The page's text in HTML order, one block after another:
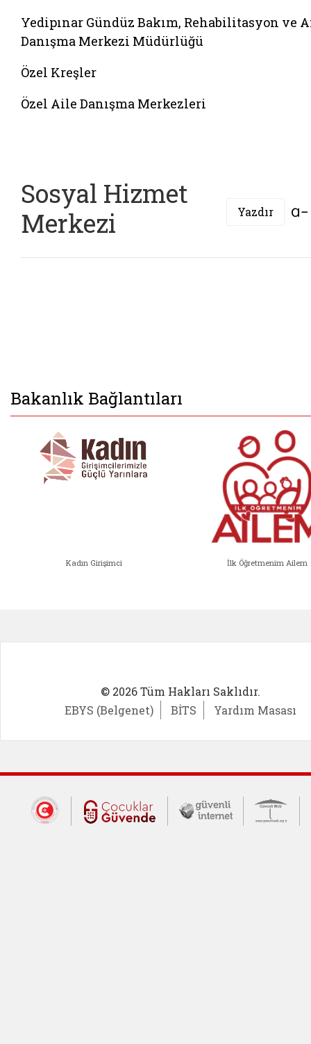
Yedipınar Gündüz Bakım, Rehabilitasyon ve
Danışma Merkezi Müdürlüğü
Özel Kreşler
Özel Aile Danışma Merkezleri
Sosyal Hizmet
Merkezi
Yazdır
Bakanlık Bağlantıları
Kadın Girişimci İlk Öğretmenim Ailem
© 2026 Tüm Hakları Saklıdır.
EBYS (Belgenet)
BİTS Yardım Masası
Dış Bağlantılar
Cumhurbaşkanlığı İletişim Merkezi
Çocuklar Güvende (yeni
Güvenli